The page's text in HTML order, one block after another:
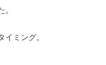
。
イミング。